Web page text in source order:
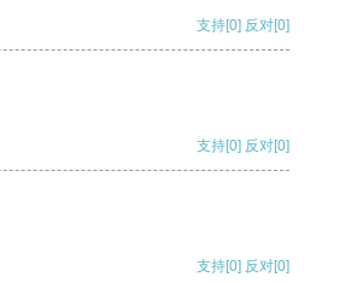
支持[0] 反对[0]
支持[0] 反对[0]
支持[0] 反对[0]